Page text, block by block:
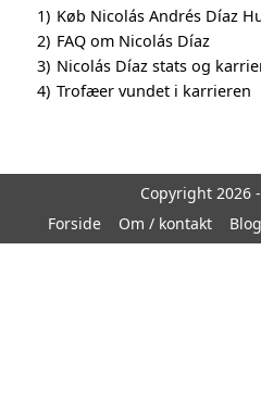
1) Køb Nicolás Andrés Díaz
2) FAQ om Nicolás Díaz
3) Nicolás Díaz stats og
4) Trofæer vundet i karrieren
Copyright 2026
Forside
Om / kontakt Blog